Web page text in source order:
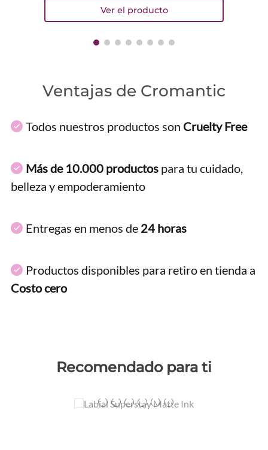
Ventajas de Cromantic
Todos nuestros productos son Cruelty Free
Más de 10.000 productos para tu cuidado,
belleza y empoderamiento
Entregas en menos de 24 horas
Productos disponibles para retiro en tienda a
Costo cero
Recomendado para ti